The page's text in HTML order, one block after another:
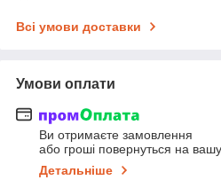
Всі умови доставки
Умови оплати
Ви отримаєте замовлення
або гроші повернуться на
Детальніше